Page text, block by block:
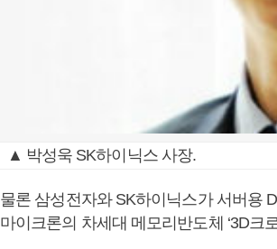
▲ 박성욱 SK하이닉스 사장.
물론 삼성전자와 SK하이닉스가 서버용
마이크론의 차세대 메모리반도체 ‘3D크